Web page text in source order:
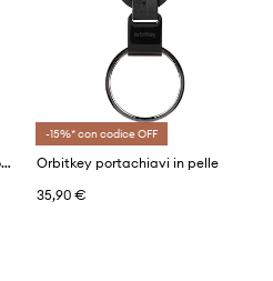
Orbitkey portachiavi localizzatore bluetooth x Chipolo 6,5 x 2,5 cm
-15%* con codice OFF
Orbitkey portachiavi in pelle
35,90 €